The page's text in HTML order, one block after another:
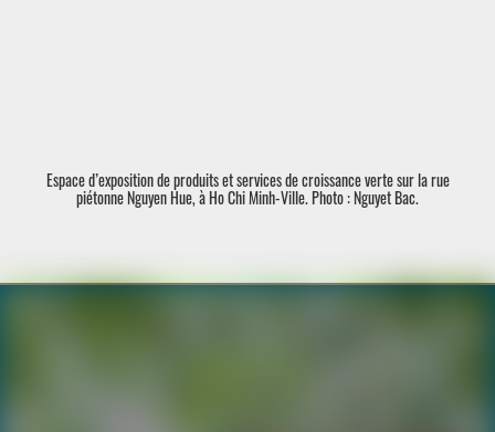
Espace d’exposition de produits et services de croissance verte sur la rue
piétonne Nguyen Hue, à Ho Chi Minh-Ville. Photo : Nguyet Bac.